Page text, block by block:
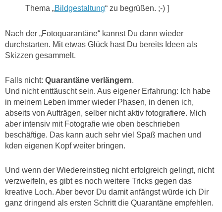
Thema „Bildgestaltung“ zu begrüßen. ;-) ]
Nach der „Fotoquarantäne“ kannst Du dann wieder
durchstarten. Mit etwas Glück hast Du bereits Ideen als
Skizzen gesammelt.
Falls nicht: Quarantäne verlängern.
Und nicht enttäuscht sein. Aus eigener Erfahrung: Ich habe
in meinem Leben immer wieder Phasen, in denen ich,
abseits von Aufträgen, selber nicht aktiv fotografiere. Mich
aber intensiv mit Fotografie wie oben beschrieben
beschäftige. Das kann auch sehr viel Spaß machen und
kden eigenen Kopf weiter bringen.
Und wenn der Wiedereinstieg nicht erfolgreich gelingt, nicht
verzweifeln, es gibt es noch weitere Tricks gegen das
kreative Loch. Aber bevor Du damit anfängst würde ich Dir
ganz dringend als ersten Schritt die Quarantäne empfehlen.